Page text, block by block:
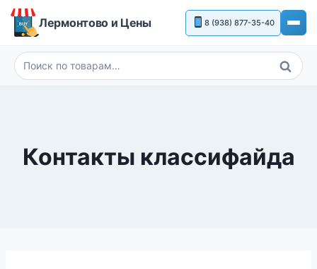
Перейти
Лермонтово и Цены 8 (938) 877-35-40
Искать:
Поиск
Контакты классифайда